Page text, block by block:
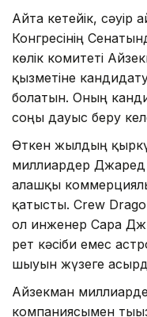
Айта кетейік,
Конгресінің
көлік комитеті
қызметіне
болатын. Оның
соңғы дауыс беру
Өткен жылдың
миллиардер
алғашқы
қатысты. Crew
ол инженер Сара
рет кәсіби емес
шығуын жүзеге
Айзекман
компаниясымен